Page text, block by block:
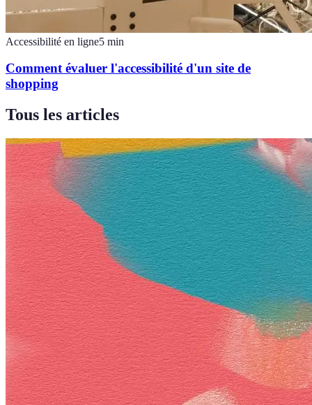
Accessibilité en ligne5 min
Comment évaluer l'accessibilité d'un site de
shopping
Tous les articles